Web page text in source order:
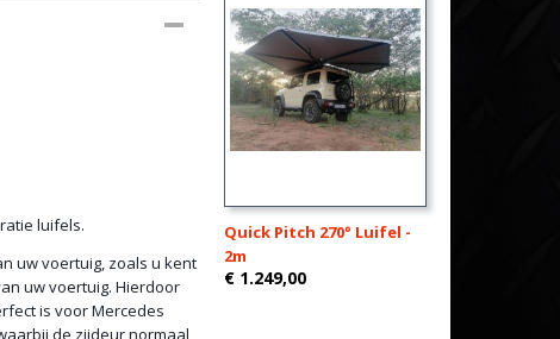
luifels.
uw voertuig, zoals u kent
uw voertuig. Hierdoor
is voor Mercedes
de zijdeur normaal
Quick Pitch 270° Luifel -
2m
€ 1.249,00